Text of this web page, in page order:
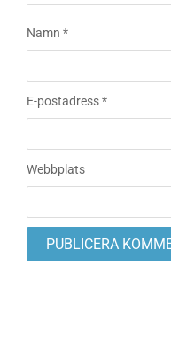
Namn *
E-postadress*
Webbplats